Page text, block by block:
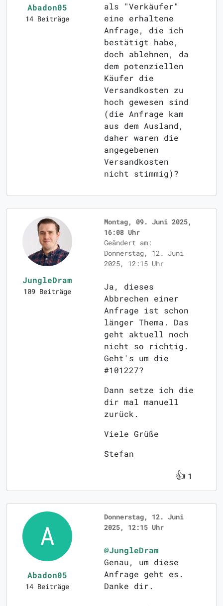
Abadon05
14 Beiträge
als "Verkäufer"
eine erhaltene
Anfrage, die ich
bestätigt habe,
doch ablehnen, da
dem potenziellen
Käufer die
Versandkosten zu
hoch gewesen sind
(die Anfrage kam
aus dem Ausland,
daher waren die
angegebenen
Versandkosten
nicht stimmig)?
JungleDram
109 Beiträge
Montag, 09. Juni 2025,
16:08 Uhr
Geändert am:
Donnerstag, 12. Juni
2025, 12:15 Uhr
Ja, dieses
Abbrechen einer
Anfrage ist schon
länger Thema. Das
geht aktuell noch
nicht so richtig.
Geht's um die
#101227?
Dann setze ich die
dir mal manuell
zurück.
Viele Grüße
Stefan
👍 1
Abadon05
14 Beiträge
Donnerstag, 12. Juni
2025, 12:15 Uhr
@JungleDram
Genau, um diese
Anfrage geht es.
Danke dir.